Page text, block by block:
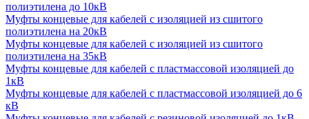
полиэтилена до 10кВ
Муфты концевые для кабелей с изоляцией из сшитого
полиэтилена на 20кВ
Муфты концевые для кабелей с изоляцией из сшитого
полиэтилена на 35кВ
Муфты концевые для кабелей с пластмассовой изоляцией до
1кВ
Муфты концевые для кабелей с пластмассовой изоляцией до 6
кВ